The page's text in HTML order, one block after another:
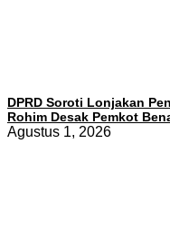
DPRD Soroti Lonjakan
Rohim Desak Pemkot
Agustus 1, 2026